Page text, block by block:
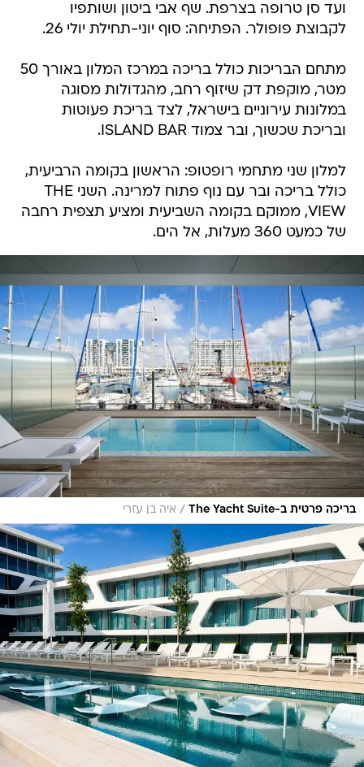
ועד סן טרופה בצרפת. שף אבי ביטון ושותפיו
לקבוצת פופולר. הפתיחה: סוף יוני-תחילת יולי 26.
מתחם הבריכות כולל בריכה במרכז המלון באורך 50
מטר, מוקפת דק שיזוף רחב, מהגדולות מסוגה
במלונות עירוניים בישראל, לצד בריכת פעוטות
ובריכת שכשוך, ובר צמוד ISLAND BAR.
למלון שני מתחמי רופטופ: הראשון בקומה הרביעית,
כולל בריכה ובר עם נוף פתוח למרינה. השני THE
VIEW, ממוקם בקומה השביעית ומציע תצפית רחבה
של כמעט 360 מעלות, אל הים.
בריכה פרטית ב-The Yacht Suite / איה בן עזרי